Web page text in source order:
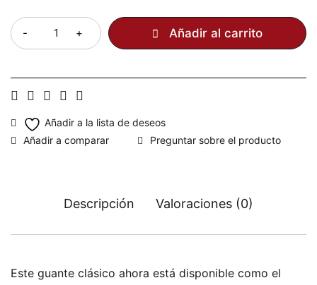
Añadir al carrito
Preguntar sobre el producto
Descripción Valoraciones (0)
Este guante clásico ahora está disponible como el